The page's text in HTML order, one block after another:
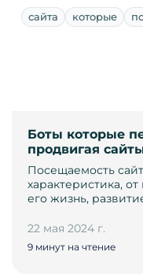
сайта которые
Боты которые
продвигая
Посещаемость
характеристика,
его жизнь,
22 мая 2024 г.
9 минут на чтение